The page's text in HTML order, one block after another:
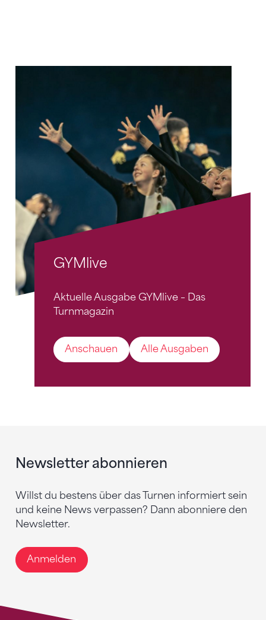
GYMlive
Aktuelle Ausgabe GYMlive – Das
Turnmagazin
Anschauen Alle Ausgaben
Newsletter abonnieren
Willst du bestens über das Turnen informiert sein
und keine News verpassen? Dann abonniere den
Newsletter.
Anmelden